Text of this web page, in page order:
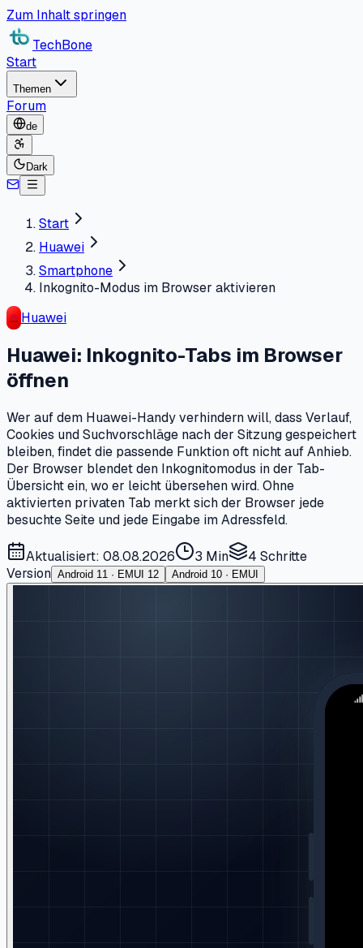
Zum Inhalt springen
TechBone
Start
Themen
Forum
de
Dark
Start
Huawei
Smartphone
Inkognito-Modus im Browser aktivieren
Huawei
Huawei: Inkognito-Tabs im Browser
öffnen
Wer auf dem Huawei-Handy verhindern will, dass Verlauf,
Cookies und Suchvorschläge nach der Sitzung gespeichert
bleiben, findet die passende Funktion oft nicht auf Anhieb.
Der Browser blendet den Inkognitomodus in der Tab-
Übersicht ein, wo er leicht übersehen wird. Ohne
aktivierten privaten Tab merkt sich der Browser jede
besuchte Seite und jede Eingabe im Adressfeld.
Aktualisiert: 08.08.2026 3 Min 4 Schritte
Version Android 11 · EMUI 12 Android 10 · EMUI